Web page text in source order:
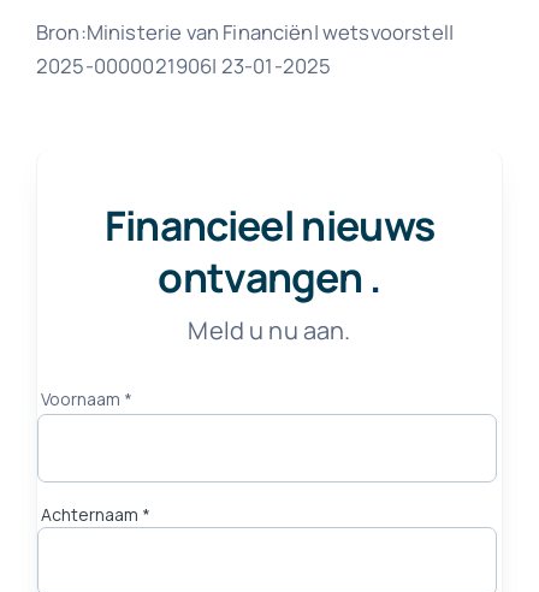
Bron:Ministerie van Financiën| wetsvoorstel|
2025-0000021906| 23-01-2025
Financieel nieuws
ontvangen .
Meld u nu aan.